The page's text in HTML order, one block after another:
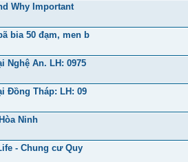
Why Important
bia 50 đạm, men b
Nghệ An. LH: 0975
Đồng Tháp: LH: 09
Ninh
- Chung cư Quy